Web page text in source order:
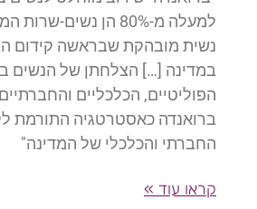
למעלה מ-80% הן נשים-
נשית מובהקת שבראשה קידום
במדינה […] הצלחתן של הנשים
הפוליטיים, הכלכליים
ברואנדה כאסטרטגיה התורמת
החברתי והכלכלי של המדינה"
קראו עוד »